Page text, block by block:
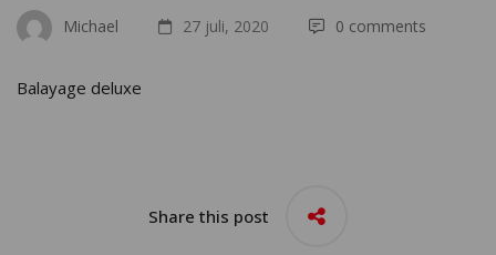
Michael 27 juli, 2020 0 comments
Balayage deluxe
Share this post